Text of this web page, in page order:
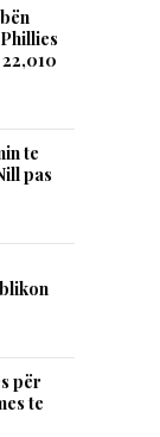
te
pas
për
te